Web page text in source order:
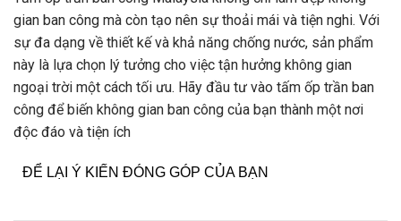
gian ban công mà còn tạo nên sự thoải mái và tiện nghi. Với
sự đa dạng về thiết kế và khả năng chống nước, sản phẩm
này là lựa chọn lý tưởng cho việc tận hưởng không gian
ngoại trời một cách tối ưu. Hãy đầu tư vào tấm ốp trần ban
công để biến không gian ban công của bạn thành một nơi
độc đáo và tiện ích
ĐỂ LẠI Ý KIẾN ĐÓNG GÓP CỦA BẠN